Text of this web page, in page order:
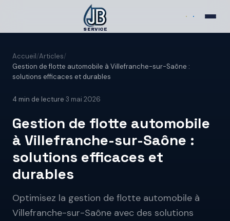
SERVICE
Accueil/Articles/
Gestion de flotte automobile à Villefranche-sur-Saône :
solutions efficaces et durables
4 min de lecture·3 mai 2026
Gestion de flotte automobile
à Villefranche-sur-Saône :
solutions efficaces et
durables
Optimisez la gestion de flotte automobile à
Villefranche-sur-Saône avec des solutions